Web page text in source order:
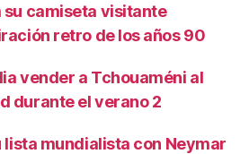
camiseta visitante
retro de los años 90
vender a Tchouaméni al
durante el verano 2
lista mundialista con Neymar